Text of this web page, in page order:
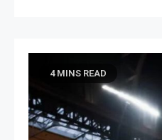
4 MINS READ